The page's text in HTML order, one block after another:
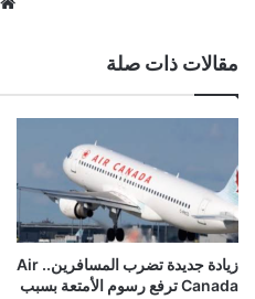
مقالات ذات صلة
زيادة جديدة تضرب المسافرين.. Air
Canada ترفع رسوم الأمتعة بسبب